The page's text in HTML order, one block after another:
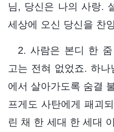
님, 당신은 나의 사랑.
세상에 오신 당신을 찬
2. 사람은 본디 한
고는 전혀 없었죠. 하
에서 살아가도록 숨결
프게도 사탄에게 패괴
린 채 한 세대 한 세대